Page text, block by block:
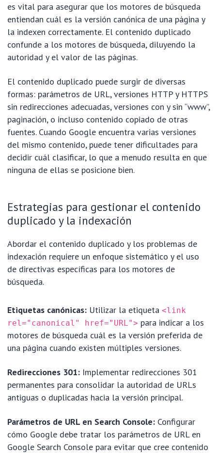
es vital para asegurar que los motores de búsqueda
entiendan cuál es la versión canónica de una página y
la indexen correctamente. El contenido duplicado
confunde a los motores de búsqueda, diluyendo la
autoridad y el valor de las páginas.
El contenido duplicado puede surgir de diversas
formas: parámetros de URL, versiones HTTP y HTTPS
sin redirecciones adecuadas, versiones con y sin “www”,
paginación, o incluso contenido copiado de otras
fuentes. Cuando Google encuentra varias versiones
del mismo contenido, puede tener dificultades para
decidir cuál clasificar, lo que a menudo resulta en que
ninguna de ellas se posicione bien.
Estrategias para gestionar el contenido
duplicado y la indexación
Abordar el contenido duplicado y los problemas de
indexación requiere un enfoque sistemático y el uso
de directivas específicas para los motores de
búsqueda.
Etiquetas canónicas: Utilizar la etiqueta <link
rel="canonical" href="URL"> para indicar a los
motores de búsqueda cuál es la versión preferida de
una página cuando existen múltiples versiones.
Redirecciones 301: Implementar redirecciones 301
permanentes para consolidar la autoridad de URLs
antiguas o duplicadas hacia la versión principal.
Parámetros de URL en Search Console: Configurar
cómo Google debe tratar los parámetros de URL en
Google Search Console para evitar que cree contenido